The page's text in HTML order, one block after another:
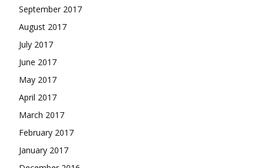
September 2017
August 2017
July 2017
June 2017
May 2017
April 2017
March 2017
February 2017
January 2017